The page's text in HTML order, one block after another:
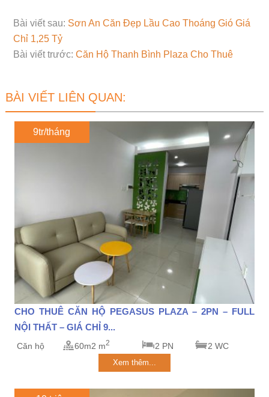
Bài viết sau: Sơn An Căn Đẹp Lầu Cao Thoáng Gió Giá
Chỉ 1,25 Tỷ
Bài viết trước: Căn Hộ Thanh Bình Plaza Cho Thuê
BÀI VIẾT LIÊN QUAN:
9tr/tháng
CHO THUÊ CĂN HỘ PEGASUS PLAZA – 2PN – FULL
NỘI THẤT – GIÁ CHỈ 9...
Căn hộ 60m2 m2 2 PN 2 WC
Xem thêm...